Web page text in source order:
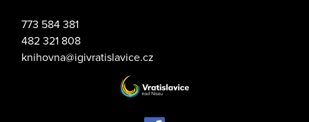
773 584 381
482 321 808
knihovna@igivratislavice.cz